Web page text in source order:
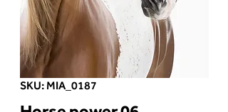
SKU: MIA_0187